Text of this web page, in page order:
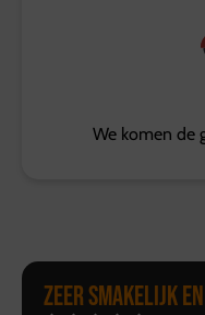
We komen de
Zeer smakelijk